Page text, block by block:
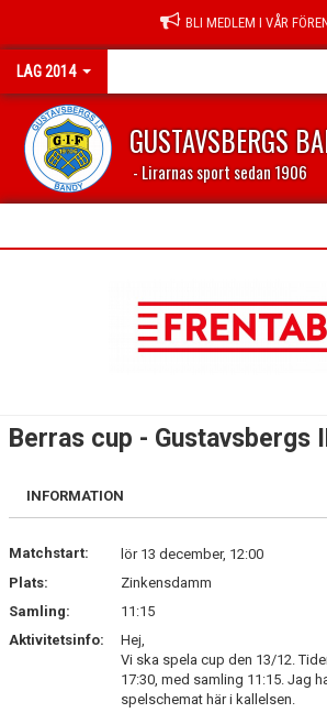
BLI MEDLEM I VÅR
LAG 2014
GUSTAVSBERGS
- Lirarnas sport sedan 1906
DOKUMENT
KONTAKT
Berras cup - Gustavsbergs
INFORMATION
Matchstart:
lör 13 december, 12:00
Plats:
Zinkensdamm
Samling:
11:15
Aktivitetsinfo:
Hej,
Vi ska spela cup den 13/12.
17:30, med samling 11:15. Jag
spelschemat här i kallelsen.